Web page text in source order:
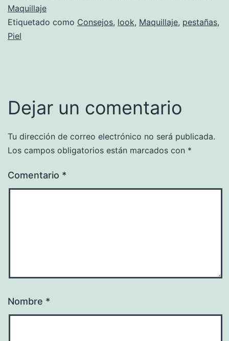
Maquillaje
Etiquetado como Consejos, look, Maquillaje, pestañas,
Piel
Dejar un comentario
Tu dirección de correo electrónico no será publicada.
Los campos obligatorios están marcados con *
Comentario *
Nombre *